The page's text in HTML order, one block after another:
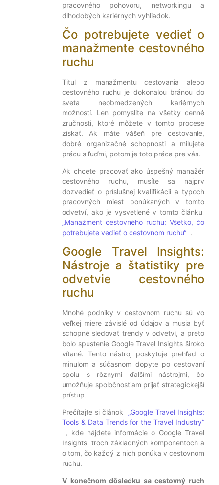
pracovného pohovoru, networkingu a
dlhodobých kariérnych vyhliadok.
Čo potrebujete vedieť o
manažmente cestovného
ruchu
Titul z manažmentu cestovania alebo
cestovného ruchu je dokonalou bránou do
sveta neobmedzených kariérnych
možností. Len pomyslite na všetky cenné
zručnosti, ktoré môžete v tomto procese
získať. Ak máte vášeň pre cestovanie,
dobré organizačné schopnosti a milujete
prácu s ľuďmi, potom je toto práca pre vás.
Ak chcete pracovať ako úspešný manažér
cestovného ruchu, musíte sa najprv
dozvedieť o príslušnej kvalifikácii a typoch
pracovných miest ponúkaných v tomto
odvetví, ako je vysvetlené v tomto článku
„Manažment cestovného ruchu: Všetko, čo
potrebujete vedieť o cestovnom ruchu“ .
Google Travel Insights:
Nástroje a štatistiky pre
odvetvie cestovného
ruchu
Mnohé podniky v cestovnom ruchu sú vo
veľkej miere závislé od údajov a musia byť
schopné sledovať trendy v odvetví, a preto
bolo spustenie Google Travel Insights široko
vítané. Tento nástroj poskytuje prehľad o
minulom a súčasnom dopyte po cestovaní
spolu s rôznymi ďalšími nástrojmi, čo
umožňuje spoločnostiam prijať strategickejší
prístup.
Prečítajte si článok „Google Travel Insights:
Tools & Data Trends for the Travel Industry“
, kde nájdete informácie o Google Travel
Insights, troch základných komponentoch a
o tom, čo každý z nich ponúka v cestovnom
ruchu.
V konečnom dôsledku sa cestovný ruch